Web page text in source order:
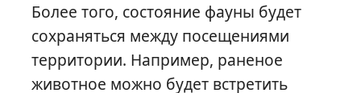
Более того, состояние фауны будет
сохраняться между посещениями
территории. Например, раненое
животное можно будет встретить